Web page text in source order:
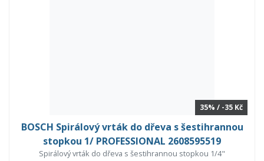
35% / -35 Kč
BOSCH Spirálový vrták do dřeva s šestihrannou
stopkou 1/ PROFESSIONAL 2608595519
Spirálový vrták do dřeva s šestihrannou stopkou 1/4"